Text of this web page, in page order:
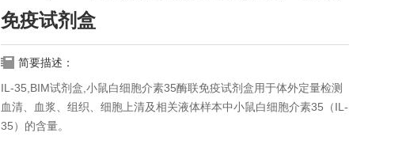
免疫试剂盒
简要描述：
IL-35,BIM试剂盒,小鼠白细胞介素35酶联免疫试剂盒用于体外定量检测
血清、血浆、组织、细胞上清及相关液体样本中小鼠白细胞介素35（IL-
35）的含量。